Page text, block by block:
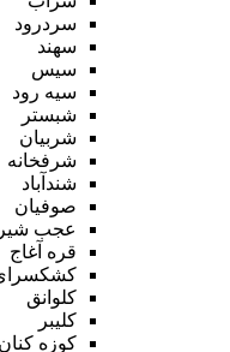
سردرود
سهند
سیس
سیه رود
شبستر
شربیان
شرفخانه
شندآباد
صوفیان
عجب شیر
قره آغاج
کلوانق
کلیبر
کوزه کنان